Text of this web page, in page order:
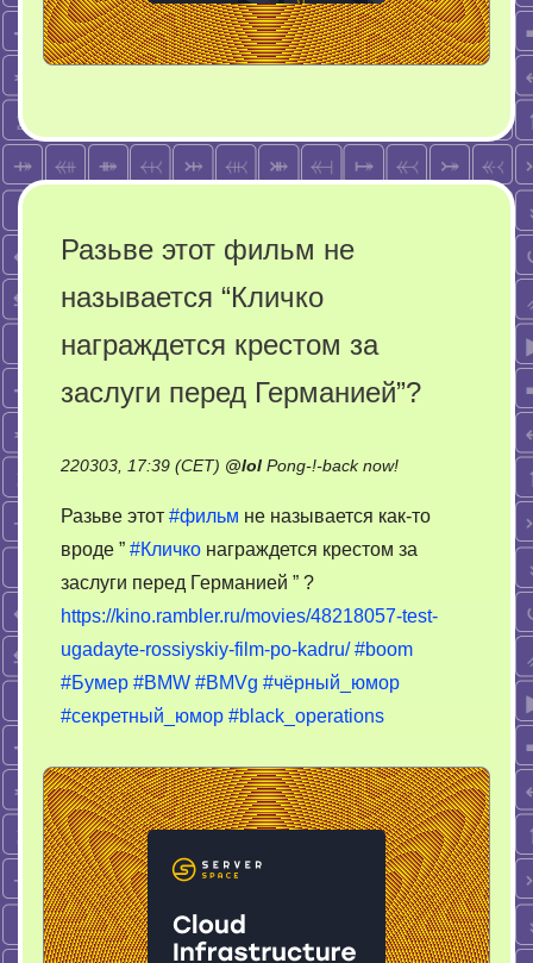
Разьве этот фильм не
называется “Кличко
награждется крестом за
заслуги перед Германией”?
220303, 17:39 (CET) @lol Pong-!-back now!on
этот
фильм
называется
“Кличко
перед
Германией”?
Разьве этот #фильм не называется как-то
вроде ” #Кличко награждется крестом за
заслуги перед Германией ” ?
https://kino.rambler.ru/movies/48218057-test-
ugadayte-rossiyskiy-film-po-kadru/ #boom
#Бумер #BMW #BMVg #чёрный_юмор
#секретный_юмор #black_operations